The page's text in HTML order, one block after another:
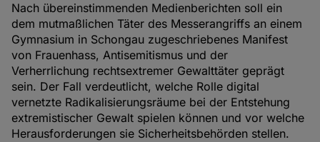
Nach übereinstimmenden Medienberichten soll ein
dem mutmaßlichen Täter des Messerangriffs an einem
Gymnasium in Schongau zugeschriebenes Manifest
von Frauenhass, Antisemitismus und der
Verherrlichung rechtsextremer Gewalttäter geprägt
sein. Der Fall verdeutlicht, welche Rolle digital
vernetzte Radikalisierungsräume bei der Entstehung
extremistischer Gewalt spielen können und vor welche
Herausforderungen sie Sicherheitsbehörden stellen.